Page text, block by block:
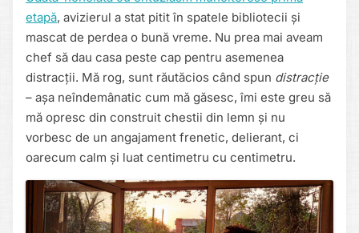
etapă, avizierul a stat pitit în spatele bibliotecii și
mascat de perdea o bună vreme. Nu prea mai aveam
chef să dau casa peste cap pentru asemenea
distracții. Mă rog, sunt răutăcios când spun distracție
– așa neîndemânatic cum mă găsesc, îmi este greu să
mă opresc din construit chestii din lemn și nu
vorbesc de un angajament frenetic, delierant, ci
oarecum calm și luat centimetru cu centimetru.